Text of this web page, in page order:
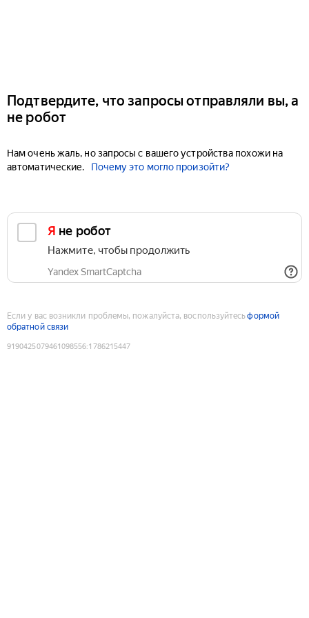
Подтвердите, что запросы отправляли вы, а
не робот
Нам очень жаль, но запросы с вашего устройства похожи на
автоматические.
Почему это могло произойти?
Я не робот
Нажмите, чтобы продолжить
Yandex SmartCaptcha
Если у вас возникли проблемы, пожалуйста, воспользуйтесьформой
обратной связи
9190425079461098556:1786215447